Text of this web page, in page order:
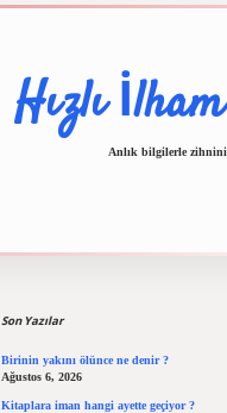
Hızlı
Anlık bilgilerle zihnini
Son Yazılar
Birinin yakını ölünce ne denir ?
Ağustos 6, 2026
Kitaplara iman hangi ayette geçiyor ?